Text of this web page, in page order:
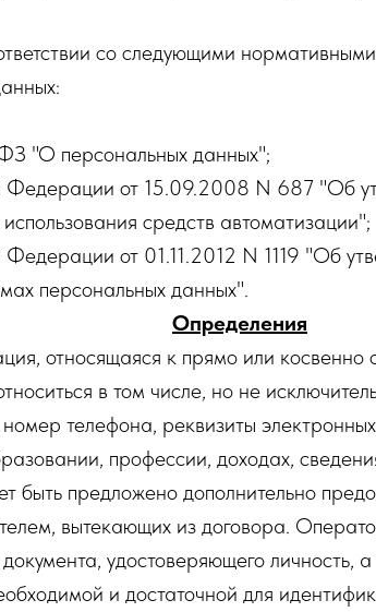
со следующими
"О персональных данных";
Федерации от 15.09.2008 N 687 "Об
средств автоматизации";
от 01.11.2012 N 1119 "Об
персональных данных".
Определения
относящаяся к прямо или косвенно
в том числе, но не
телефона, реквизиты
профессии, доходах,
предложено дополнительно
вытекающих из договора.
удостоверяющего
и достаточной для